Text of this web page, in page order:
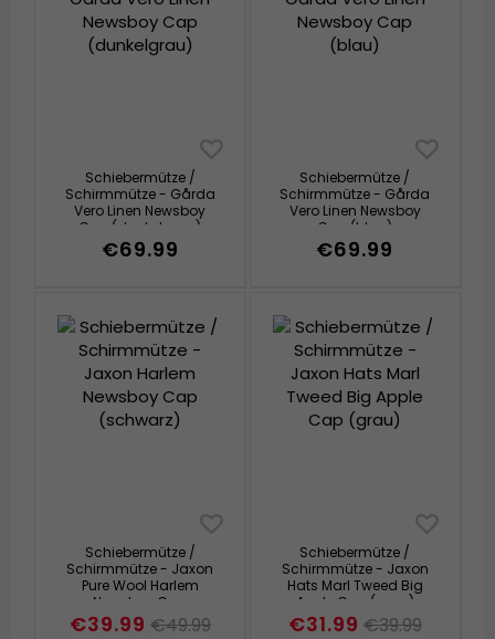
Schiebermütze /
Schirmmütze - Gårda
Vero Linen Newsboy
Cap (dunkelgrau)
€69.99
Schiebermütze /
Schirmmütze - Gårda
Vero Linen Newsboy
Cap (blau)
€69.99
Schiebermütze /
Schirmmütze - Jaxon
Pure Wool Harlem
Newsboy Cap
(schwarz)
€39.99 €49.99
Schiebermütze /
Schirmmütze - Jaxon
Hats Marl Tweed Big
Apple Cap (grau)
€31.99 €39.99